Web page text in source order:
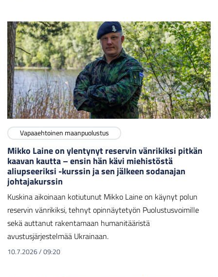
Vapaaehtoinen maanpuolustus
Mikko Laine on ylentynyt reservin vänrikiksi pitkän
kaavan kautta – ensin hän kävi miehistöstä
aliupseeriksi -kurssin ja sen jälkeen sodanajan
johtajakurssin
Kuskina aikoinaan kotiutunut Mikko Laine on käynyt polun
reservin vänrikiksi, tehnyt opinnäytetyön Puolustusvoimille
sekä auttanut rakentamaan humanitääristä
avustusjärjestelmää Ukrainaan.
10.7.2026/09:20